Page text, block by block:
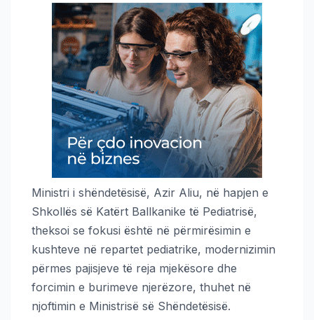
Мinistri i shëndetësisë, Azir Aliu, në hapjen e
Shkollës së Katërt Ballkanike të Pediatrisë,
theksoi se fokusi është në përmirësimin e
kushteve në repartet pediatrike, modernizimin
përmes pajisjeve të reja mjekësore dhe
forcimin e burimeve njerëzore, thuhet në
njoftimin e Ministrisë së Shëndetësisë.